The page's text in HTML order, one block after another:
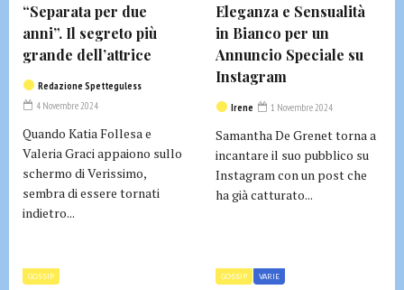
“Separata per due
anni”. Il segreto più
grande dell’attrice
Redazione Spetteguless
4 Novembre 2024
Quando Katia Follesa e
Valeria Graci appaiono sullo
schermo di Verissimo,
sembra di essere tornati
indietro...
Eleganza e Sensualità
in Bianco per un
Annuncio Speciale su
Instagram
Irene 1 Novembre 2024
Samantha De Grenet torna a
incantare il suo pubblico su
Instagram con un post che
ha già catturato...
GOSSIP GOSSIP VARIE